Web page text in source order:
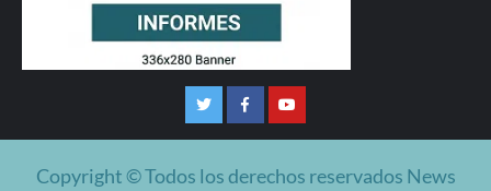
TwitterFacebookYoutube
Copyright © Todos los derechos reservados News